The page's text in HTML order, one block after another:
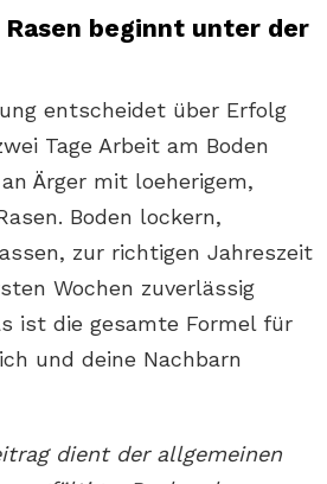
beginnt unter der
entscheidet über Erfolg
Tage Arbeit am Boden
Ärger mit loeherigem,
Boden lockern,
zur richtigen Jahreszeit
Wochen zuverlässig
ist die gesamte Formel für
und deine Nachbarn
dient der allgemeinen